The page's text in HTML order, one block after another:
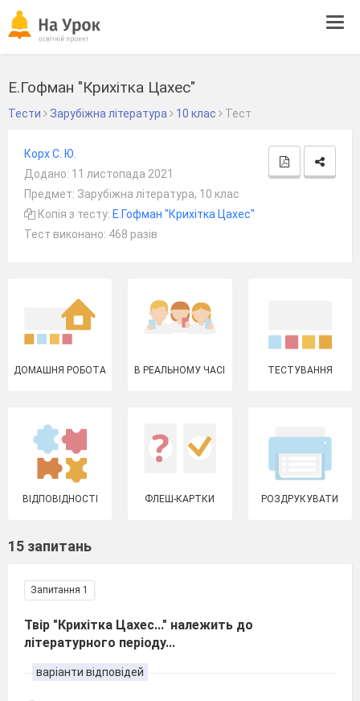
Е.Гофман "Крихітка Цахес"
Тести Зарубіжна література 10 клас Тест
Корх С. Ю.
Додано: 11 листопада 2021
Предмет: Зарубіжна література, 10 клас
Копія з тесту: Е.Гофман "Крихітка Цахес"
Тест виконано: 468 разів
ДОМАШНЯ РОБОТА В РЕАЛЬНОМУ ЧАСІ ТЕСТУВАННЯ
ВІДПОВІДНОСТІ ФЛЕШ-КАРТКИ РОЗДРУКУВАТИ
15 запитань
Запитання 1
Твір "Крихітка Цахес..." належить до
літературного періоду...
варіанти відповідей